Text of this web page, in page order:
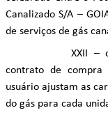
Canalizado S/A –
de serviços de gás
XXII –
contrato de
usuário ajustam as
do gás para cada